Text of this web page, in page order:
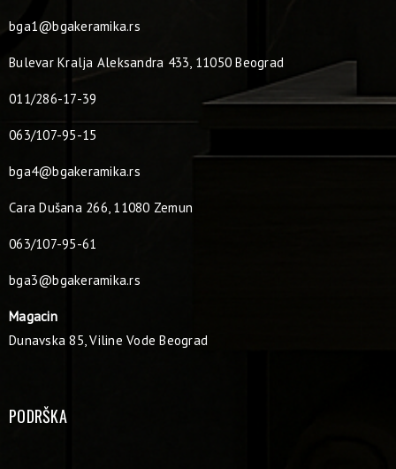
bga1@bgakeramika.rs
Bulevar Kralja Aleksandra 433, 11050 Beograd
011/286-17-39
063/107-95-15
bga4@bgakeramika.rs
Cara Dušana 266, 11080 Zemun
063/107-95-61
bga3@bgakeramika.rs
Magacin
Dunavska 85, Viline Vode Beograd
PODRŠKA